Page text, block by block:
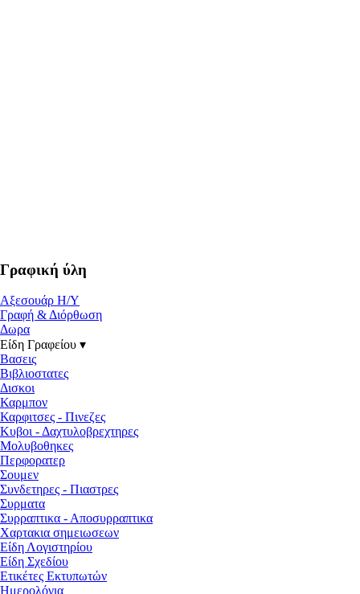
Γραφική ύλη
Αξεσουάρ Η/Υ
Γραφή & Διόρθωση
Δωρα
Είδη Γραφείου ▾
Βασεις
Βιβλιοστατες
Δισκοι
Καρμπον
Καρφιτσες - Πινεζες
Κυβοι - Δαχτυλοβρεχτηρες
Μολυβοθηκες
Περφορατερ
Σουμεν
Συνδετηρες - Πιαστρες
Συρματα
Συρραπτικα - Αποσυρραπτικα
Χαρτακια σημειωσεων
Είδη Λογιστηρίου
Είδη Σχεδίου
Ετικέτες Εκτυπωτών
Ημερολόγια